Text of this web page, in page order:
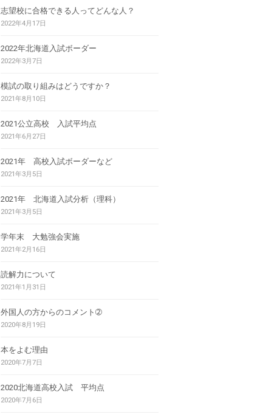
志望校に合格できる人ってどんな人？
2022年4月17日
2022年北海道入試ボーダー
2022年3月7日
模試の取り組みはどうですか？
2021年8月10日
2021公立高校 入試平均点
2021年6月27日
2021年 高校入試ボーダーなど
2021年3月5日
2021年 北海道入試分析（理科）
2021年3月5日
学年末 大勉強会実施
2021年2月16日
読解力について
2021年1月31日
外国人の方からのコメント➁
2020年8月19日
本をよむ理由
2020年7月7日
2020北海道高校入試 平均点
2020年7月6日